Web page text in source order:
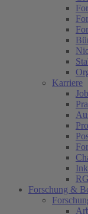
Karriere
Forschung &